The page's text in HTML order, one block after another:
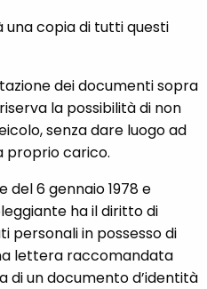
una copia di tutti questi
dei documenti sopra
la possibilità di non
senza dare luogo ad
proprio carico.
6 gennaio 1978 e
ha il diritto di
personali in possesso di
lettera raccomandata
un documento d’identità